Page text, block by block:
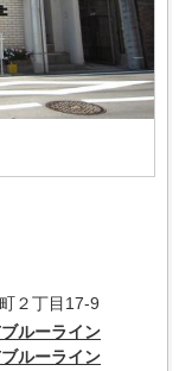
２丁目17-9
ルーライン
ルーライン